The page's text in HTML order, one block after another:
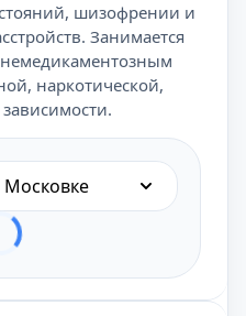
шизофрении и
Занимается
наркотической,